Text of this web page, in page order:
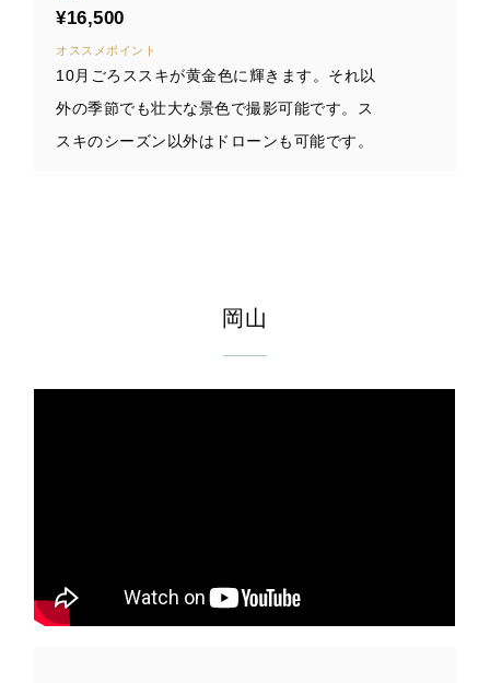
¥16,500
オススメポイント
10月ごろススキが黄金色に輝きます。それ以
外の季節でも壮大な景色で撮影可能です。ス
スキのシーズン以外はドローンも可能です。
岡山